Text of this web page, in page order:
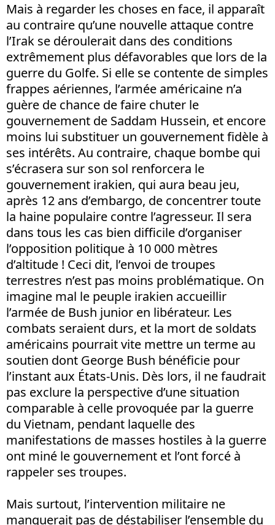
Mais à regarder les choses en face, il apparaît
au contraire qu’une nouvelle attaque contre
l’Irak se déroulerait dans des conditions
extrêmement plus défavorables que lors de la
guerre du Golfe. Si elle se contente de simples
frappes aériennes, l’armée américaine n’a
guère de chance de faire chuter le
gouvernement de Saddam Hussein, et encore
moins lui substituer un gouvernement fidèle à
ses intérêts. Au contraire, chaque bombe qui
s’écrasera sur son sol renforcera le
gouvernement irakien, qui aura beau jeu,
après 12 ans d’embargo, de concentrer toute
la haine populaire contre l’agresseur. Il sera
dans tous les cas bien difficile d’organiser
l’opposition politique à 10 000 mètres
d’altitude ! Ceci dit, l’envoi de troupes
terrestres n’est pas moins problématique. On
imagine mal le peuple irakien accueillir
l’armée de Bush junior en libérateur. Les
combats seraient durs, et la mort de soldats
américains pourrait vite mettre un terme au
soutien dont George Bush bénéficie pour
l’instant aux États-Unis. Dès lors, il ne faudrait
pas exclure la perspective d’une situation
comparable à celle provoquée par la guerre
du Vietnam, pendant laquelle des
manifestations de masses hostiles à la guerre
ont miné le gouvernement et l’ont forcé à
rappeler ses troupes.
Mais surtout, l’intervention militaire ne
manquerait pas de déstabiliser l’ensemble du